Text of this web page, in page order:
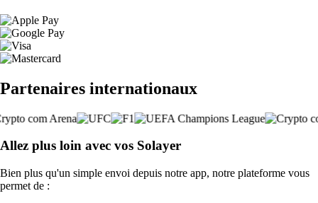
Partenaires internationaux
Allez plus loin avec vos Solayer
Bien plus qu'un simple envoi depuis notre app, notre plateforme vous
permet de :